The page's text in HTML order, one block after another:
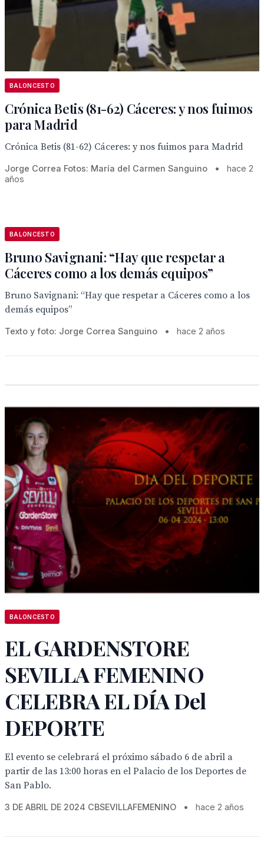
BALONCESTO
Crónica Betis (81-62) Cáceres: y nos fuimos
para Madrid
Crónica Betis (81-62) Cáceres: y nos fuimos para Madrid
Jorge Correa Fotos: María del Carmen Sanguino •
hace 2
años
BALONCESTO
Bruno Savignani: “Hay que respetar a
Cáceres como a los demás equipos”
Bruno Savignani: “Hay que respetar a Cáceres como a los
demás equipos”
Texto y foto: Jorge Correa Sanguino • hace 2 años
BALONCESTO
EL GARDENSTORE
SEVILLA FEMENINO
CELEBRA EL DÍA Del
DEPORTE
El evento se celebrará el próximo sábado 6 de abril a
partir de las 13:00 horas en el Palacio de los Deportes de
San Pablo.
3 DE ABRIL DE 2024 CBSEVILLAFEMENINO • hace 2 años